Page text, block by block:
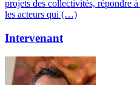
projets des collectivités, répondre
les acteurs qui (…)
Intervenant